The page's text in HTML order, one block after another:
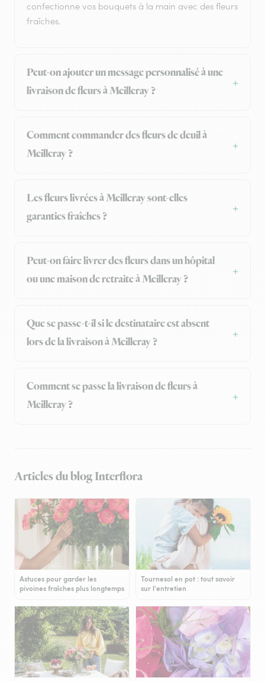
confectionne vos bouquets à la main avec des fleurs
fraîches.
Peut-on ajouter un message personnalisé à une
livraison de fleurs à Meilleray ?
Comment commander des fleurs de deuil à
Meilleray ?
Les fleurs livrées à Meilleray sont-elles
garanties fraîches ?
Peut-on faire livrer des fleurs dans un hôpital
ou une maison de retraite à Meilleray ?
Que se passe-t-il si le destinataire est absent
lors de la livraison à Meilleray ?
Comment se passe la livraison de fleurs à
Meilleray ?
Articles du blog Interflora
Astuces pour garder les
pivoines fraîches plus longtemps
Tournesol en pot : tout savoir
sur l'entretien